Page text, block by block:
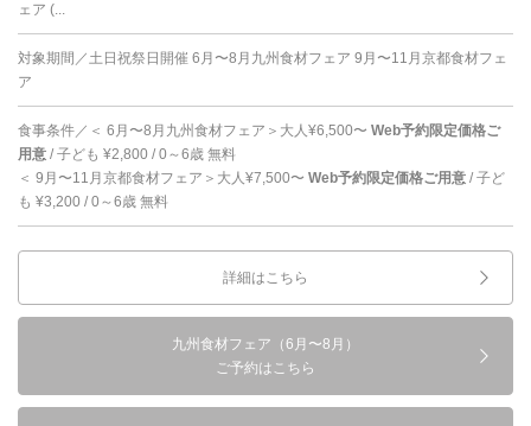
ェア (...
対象期間／土日祝祭日開催 6月〜8月九州食材フェア 9月〜11月京都食材フェ
ア
食事条件／＜ 6月〜8月九州食材フェア＞大人¥6,500〜 Web予約限定価格ご
用意 / 子ども ¥2,800 / 0～6歳 無料
＜ 9月〜11月京都食材フェア＞大人¥7,500〜 Web予約限定価格ご用意 / 子ど
も ¥3,200 / 0～6歳 無料
詳細はこちら
九州食材フェア（6月〜8月）
ご予約はこちら